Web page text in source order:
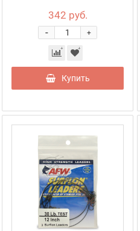
342 руб.
+
-
Купить